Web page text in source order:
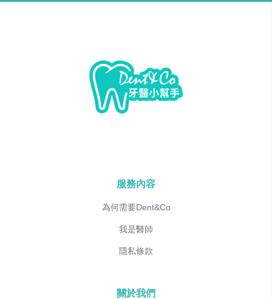
服務內容
為何需要Dent&Co
我是醫師
隱私條款
關於我們